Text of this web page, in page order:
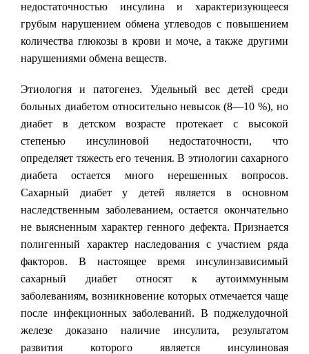
недостаточностью инсулина и характеризующееся
грубым нарушением обмена углеводов с повышением
количества глюкозы в крови и моче, а также другими
нарушениями обмена веществ.
Этиология и патогенез. Удельный вес детей среди
больных диабетом относительно невысок (8—10 %), но
диабет в детском возрасте протекает с высокой
степенью инсулиновой недостаточности, что
определяет тяжесть его течения. В этиологии сахарного
диабета остается много нерешенных вопросов.
Сахарный диабет у детей является в основном
наследственным заболеванием, остается окончательно
не выясненным характер генного дефекта. Признается
полигенный характер наследования с участием ряда
факторов. В настоящее время инсулинзависимый
сахарный диабет относят к аутоиммунным
заболеваниям, возникновение которых отмечается чаще
после инфекционных заболеваний. В поджелудочной
железе доказано наличие инсулита, результатом
развития которого является инсулиновая